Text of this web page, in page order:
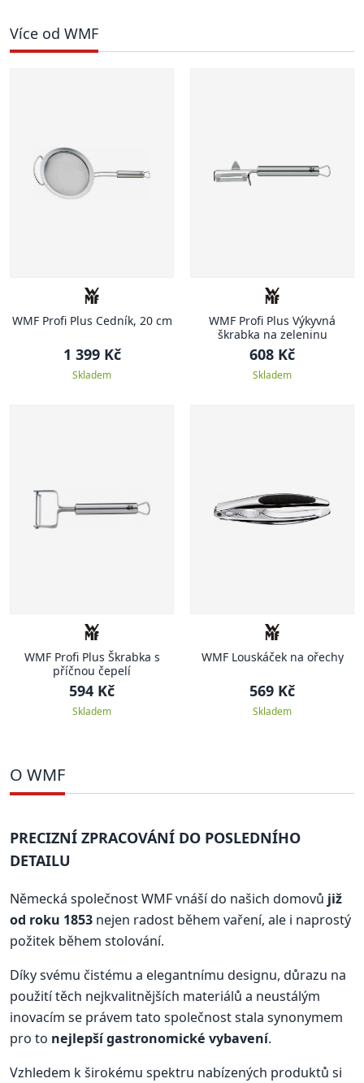
Více od WMF
WMF Profi Plus Cedník, 20 cm
1 399 Kč
Skladem
WMF Profi Plus Výkyvná
škrabka na zeleninu
608 Kč
Skladem
WMF Profi Plus Škrabka s
příčnou čepelí
594 Kč
Skladem
WMF Louskáček na ořechy
569 Kč
Skladem
O WMF
PRECIZNÍ ZPRACOVÁNÍ DO POSLEDNÍHO
DETAILU
Německá společnost WMF vnáší do našich domovů již
od roku 1853 nejen radost během vaření, ale i naprostý
požitek během stolování.
Díky svému čistému a elegantnímu designu, důrazu na
použití těch nejkvalitnějších materiálů a neustálým
inovacím se právem tato společnost stala synonymem
pro to nejlepší gastronomické vybavení.
Vzhledem k širokému spektru nabízených produktů si